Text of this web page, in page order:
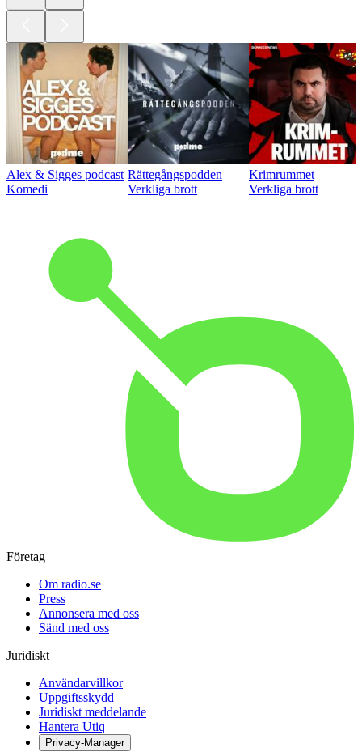
Alex & Sigges podcast
Komedi
Rättegångspodden
Verkliga brott
Krimrummet
Verkliga brott
Företag
Om radio.se
Press
Annonsera med oss
Sänd med oss
Juridiskt
Användarvillkor
Uppgiftsskydd
Juridiskt meddelande
Hantera Utiq
Privacy-Manager